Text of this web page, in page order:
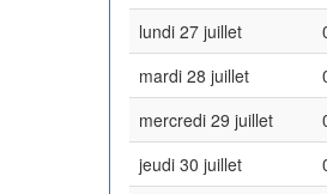
lundi 27 juillet
mardi 28 juillet
mercredi 29 juillet
jeudi 30 juillet